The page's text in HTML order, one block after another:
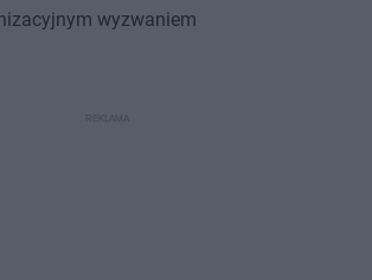
wyzwaniem